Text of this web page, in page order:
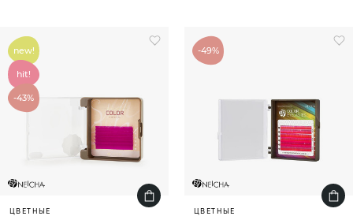
new!
hit!
-43%
ЦВЕТНЫЕ
-49%
ЦВЕТНЫЕ